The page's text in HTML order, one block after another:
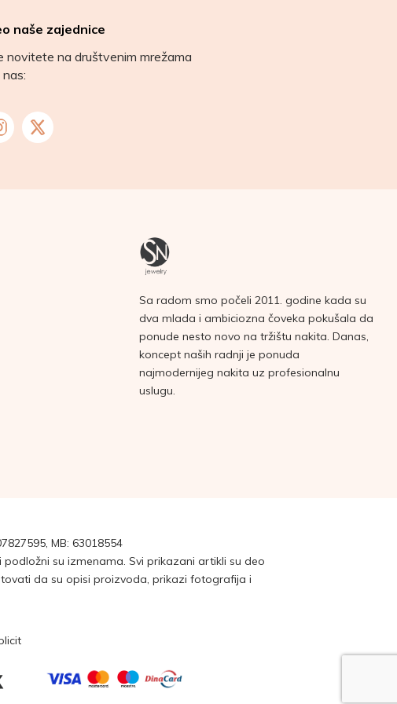
naše zajednice
novitete na društvenim mrežama
Sa radom smo počeli 2011. godine kada su
dva mlada i ambiciozna čoveka pokušala da
ponude nesto novo na tržištu nakita. Danas,
koncept naših radnji je ponuda
najmodernijeg nakita uz profesionalnu
uslugu.
MB: 63018554
su izmenama. Svi prikazani artikli su deo
da su opisi proizvoda, prikazi fotografija i